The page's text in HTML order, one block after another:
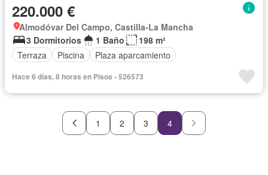
220.000 €
Almodóvar Del Campo, Castilla-La Mancha
3 Dormitorios
1 Baño
198 m²
Terraza
Piscina Plaza aparcamiento
Hace 6 días, 8 horas en Pisos - 526573
1 2 3 4